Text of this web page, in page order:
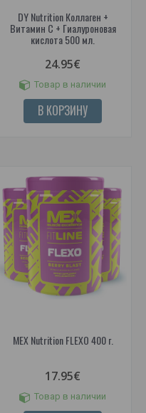
DY Nutrition Коллаген +
Витамин С + Гиалуроновая
кислота 500 мл.
24.95€
Товар в наличии
В КОРЗИНУ
MEX Nutrition FLEXO 400 г.
17.95€
Товар в наличии